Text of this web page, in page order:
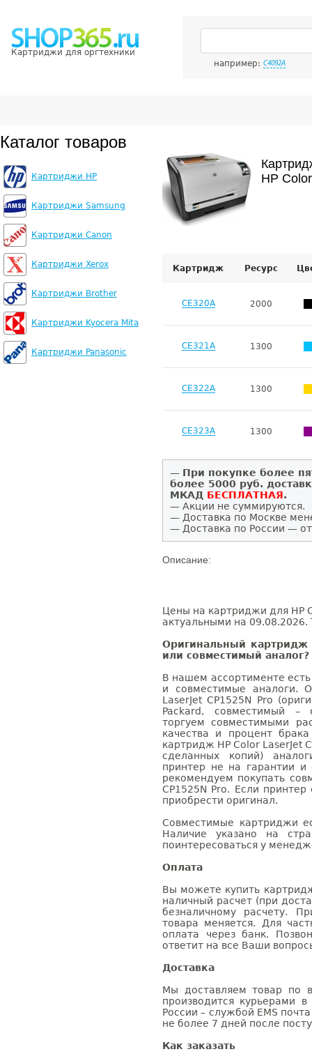
Картриджи для оргтехники
например: C4092A
Каталог товаров
Картриджи HP
Картриджи Samsung
Картриджи Canon
Картриджи Xerox
Картриджи Brother
Картриджи Kyocera Mita
Картриджи Panasonic
HP
Картридж Ресурс
CE320A 2000
CE321A 1300
CE322A 1300
CE323A 1300
— При покупке более
более 5000 руб.
МКАД БЕСПЛАТНАЯ.
— Акции не суммируются.
— Доставка по Москве
— Доставка по России —
Описание:
Цены на картриджи для HP
актуальными на 09.08.2026.
Оригинальный картридж
или совместимый аналог?
В нашем ассортименте
и совместимые аналоги.
LaserJet CP1525N Pro
Packard, совместимый –
торгуем совместимыми
качества и процент
картридж HP Color LaserJet
сделанных копий)
принтер не на гарантии
рекомендуем покупать
CP1525N Pro. Если
приобрести оригинал.
Совместимые картриджи
Наличие указано на
поинтересоваться у
Оплата
Вы можете купить
наличный расчет (при
безналичному расчету.
товара меняется. Для
оплата через банк.
ответит на все Ваши
Доставка
Мы доставляем товар по
производится курьерами
России – службой EMS
не более 7 дней после
Как заказать